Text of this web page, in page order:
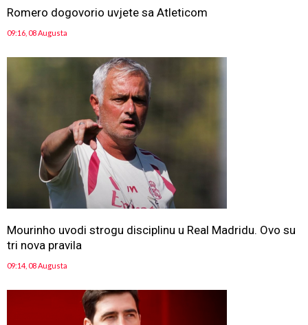
Romero dogovorio uvjete sa Atleticom
09:16, 08 Augusta
Mourinho uvodi strogu disciplinu u Real Madridu. Ovo su
tri nova pravila
09:14, 08 Augusta